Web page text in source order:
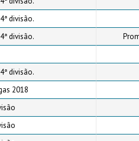
divisão.
divisão.
divisão.
2018